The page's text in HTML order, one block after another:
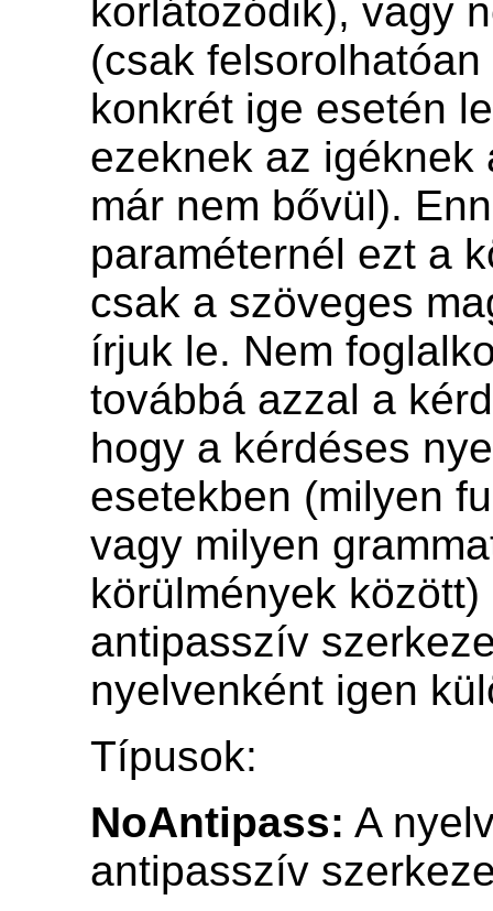
korlátozódik), vagy
(csak
konkrét ige esetén
ezeknek az igéknek
már nem bővül).
paraméternél ezt a
csak a szöveges
írjuk le. Nem
továbbá azzal a
hogy a kérdéses
esetekben (milyen
vagy milyen
körülmények
antipasszív
nyelvenként igen
Típusok:
NoAntipass: A
antipasszív